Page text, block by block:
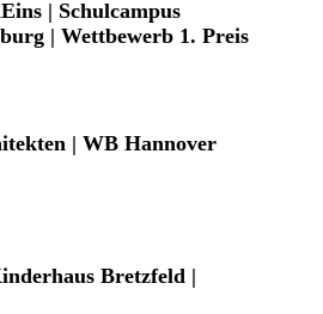
| Schulcampus
| Wettbewerb 1. Preis
| WB Hannover
Bretzfeld |